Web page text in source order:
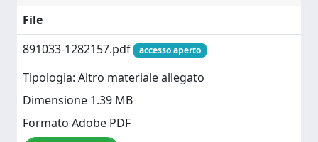
File
891033-1282157.pdf
accesso aperto
Tipologia: Altro materiale allegato
Dimensione 1.39 MB
Formato Adobe PDF